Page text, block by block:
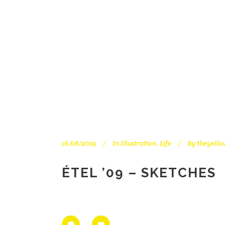
16/08/2009 InIllustration, Life By
ÉTEL ’09 – SKETCHES